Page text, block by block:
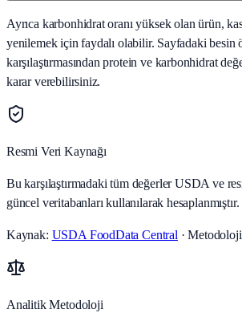
Ayrıca karbonhidrat oranı yüksek olan ürün,
yenilemek için faydalı olabilir. Sayfadaki besin
karşılaştırmasından protein ve karbonhidrat
karar verebilirsiniz.
Resmi Veri Kaynağı
Bu karşılaştırmadaki tüm değerler USDA ve
güncel veritabanları kullanılarak hesaplanmıştır.
Kaynak: USDA FoodData Central ·
Analitik Metodoloji